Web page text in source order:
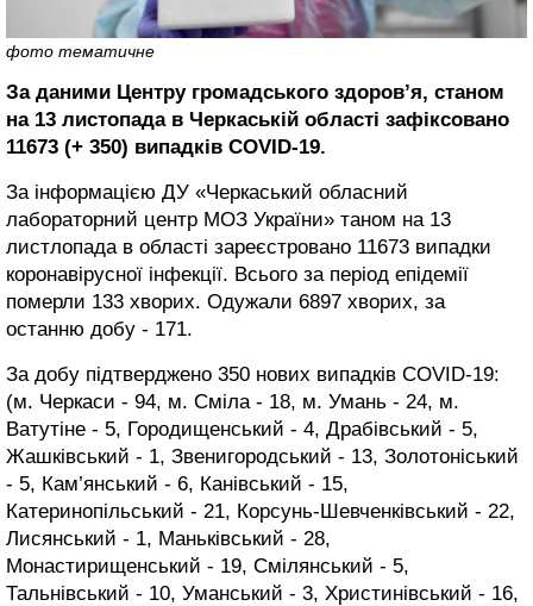
фото тематичне
За даними Центру громадського здоров’я, станом
на 13 листопада в Черкаській області зафіксовано
11673 (+ 350) випадків COVID-19.
За інформацією ДУ «Черкаський обласний
лабораторний центр МОЗ України» таном на 13
листлопада в області зареєстровано 11673 випадки
коронавірусної інфекції. Всього за період епідемії
померли 133 хворих. Одужали 6897 хворих, за
останню добу - 171.
За добу підтверджено 350 нових випадків COVID-19:
(м. Черкаси - 94, м. Сміла - 18, м. Умань - 24, м.
Ватутіне - 5, Городищенський - 4, Драбівський - 5,
Жашківський - 1, Звенигородський - 13, Золотоніський
- 5, Кам’янський - 6, Канівський - 15,
Катеринопільський - 21, Корсунь-Шевченківський - 22,
Лисянський - 1, Маньківський - 28,
Монастирищенський - 19, Смілянський - 5,
Тальнівський - 10, Уманський - 3, Христинівський - 16,